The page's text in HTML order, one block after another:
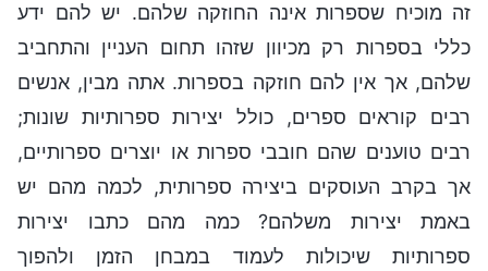
זה מוכיח שספרות אינה החוזקה שלהם. יש להם ידע
כללי בספרות רק מכיוון שזהו תחום העניין והתחביב
שלהם, אך אין להם חוזקה בספרות. אתה מבין, אנשים
רבים קוראים ספרים, כולל יצירות ספרותיות שונות;
רבים טוענים שהם חובבי ספרות או יוצרים ספרותיים,
אך בקרב העוסקים ביצירה ספרותית, לכמה מהם יש
באמת יצירות משלהם? כמה מהם כתבו יצירות
ספרותיות שיכולות לעמוד במבחן הזמן ולהפוך